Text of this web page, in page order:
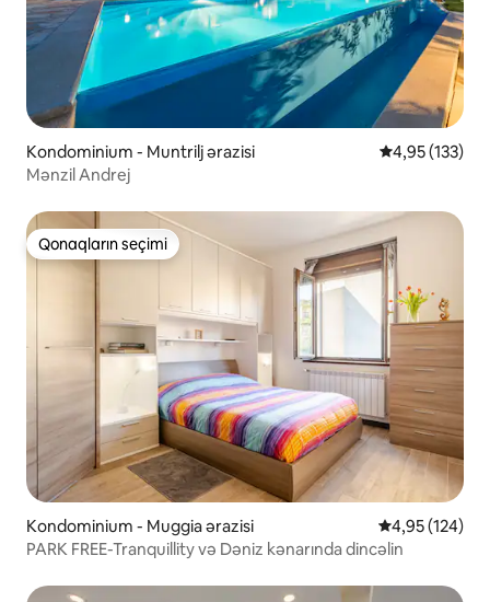
Kondominium - Muntrilj ərazisi Ortalama
4,95 (133)
Mənzil Andrej
Qonaqların seçimi
Qonaqların seçimi
Kondominium - Muggia ərazisi Ortalama
4,95 (124)
PARK FREE-Tranquillity və Dəniz kənarında dincəlin